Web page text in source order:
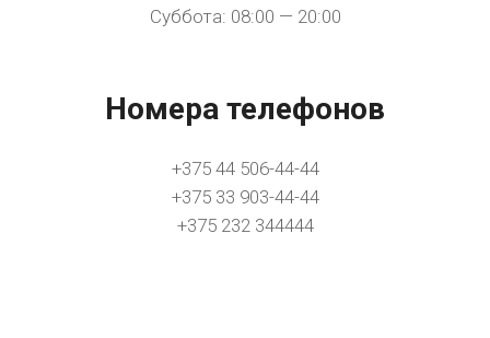
Суббота: 08:00 — 20:00
Номера телефонов
+375 44 506-44-44
+375 33 903-44-44
+375 232 344444